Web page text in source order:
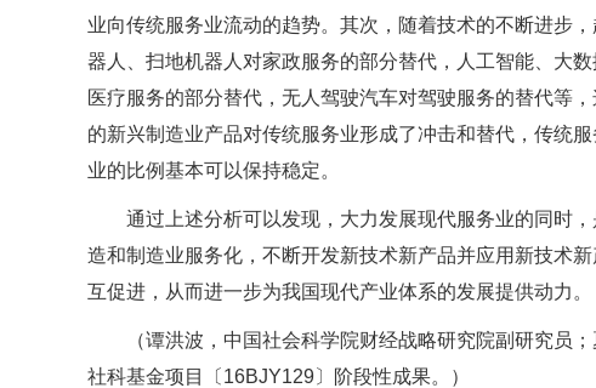
业向传统服务业流动的趋势。其次，随着技术的不断进步
器人、扫地机器人对家政服务的部分替代，人工智能、大
医疗服务的部分替代，无人驾驶汽车对驾驶服务的替代等
的新兴制造业产品对传统服务业形成了冲击和替代，传统
业的比例基本可以保持稳定。
通过上述分析可以发现，大力发展现代服务业的同时
造和制造业服务化，不断开发新技术新产品并应用新技术
互促进，从而进一步为我国现代产业体系的发展提供动力。
（谭洪波，中国社会科学院财经战略研究院副研究员
社科基金项目〔16BJY129〕阶段性成果。）